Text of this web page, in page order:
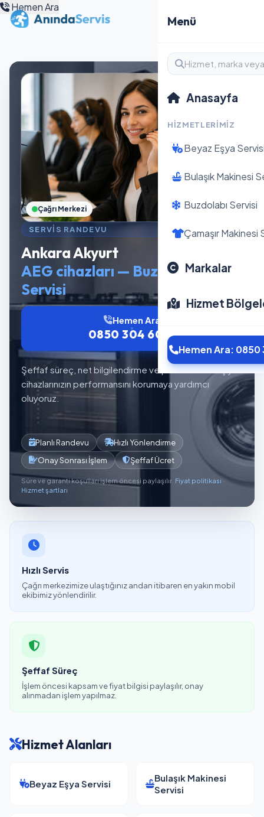
Menü
Anasayfa
HIZMETLERIMIZ
Beyaz Eşya
Bulaşık Makinesi
Buzdolabı Servisi
Çamaşır Makinesi
Markalar
Hizmet
Hemen Ara: 0850
Hemen Ara
SERVIS RANDEVU
Ankara Akyurt
AEG cihazları — Buzdolabı
Servisi
Şeffaf süreç, net bilgilendirme ve planlı servis akışıyla
cihazlarınızın performansını korumaya yardımcı
oluyoruz.
Hemen Ara
0850 304 6012
Planlı Randevu
Hızlı Yönlendirme
Onay Sonrası İşlem
Şeffaf Ücret
Süre ve garanti koşulları işlem öncesi paylaşılır. Fiyat politikası ·
Hizmet şartları
Çağrı Merkezi
Hızlı Servis
Çağrı merkezimize ulaştığınız andan itibaren en yakın mobil
ekibimiz yönlendirilir.
Şeffaf Süreç
İşlem öncesi kapsam ve fiyat bilgisi paylaşılır, onay
alınmadan işlem yapılmaz.
Hizmet Alanları
Beyaz Eşya Servisi
Bulaşık Makinesi
Servisi